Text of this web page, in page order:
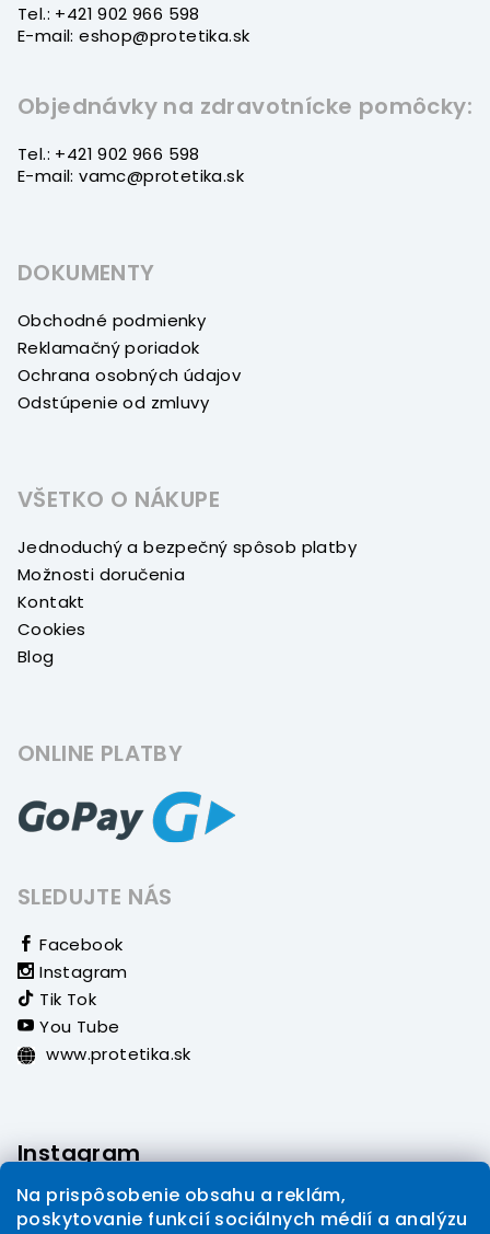
Na prispôsobenie obsahu a reklám,
poskytovanie funkcií sociálnych médií a analýzu
Tel.: +421 902 966 598
E-mail: eshop@protetika.sk
Objednávky na zdravotnícke pomôcky:
Tel.: +421 902 966 598
E-mail: vamc@protetika.sk
DOKUMENTY
Obchodné podmienky
Reklamačný poriadok
Ochrana osobných údajov
Odstúpenie od zmluvy
VŠETKO O NÁKUPE
Jednoduchý a bezpečný spôsob platby
Možnosti doručenia
Kontakt
Cookies
Blog
ONLINE PLATBY
SLEDUJTE NÁS
Facebook
Instagram
Tik Tok
You Tube
www.protetika.sk
Instagram